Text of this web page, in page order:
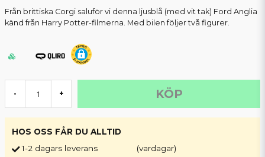
Från brittiska Corgi saluför vi denna ljusblå (med vit tak) Ford Anglia
känd från Harry Potter-filmerna. Med bilen följer två figurer.
- + KÖP
HOS OSS FÅR DU ALLTID
1-2 dagars leverans
(vardagar)